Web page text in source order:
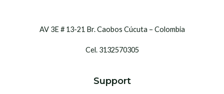
AV 3E # 13-21 Br. Caobos Cúcuta – Colombia
Cel. 3132570305
Support